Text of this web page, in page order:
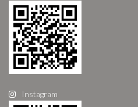
Instagram